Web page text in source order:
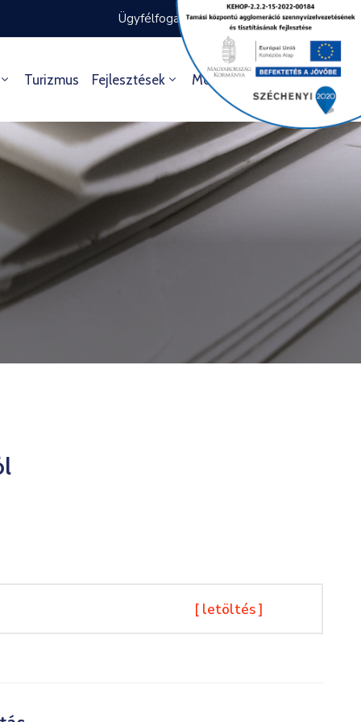
Ügyfélfogadás rendje Ügyintézés
Turizmus Fejlesztések Média Kultúra
[ letöltés ]